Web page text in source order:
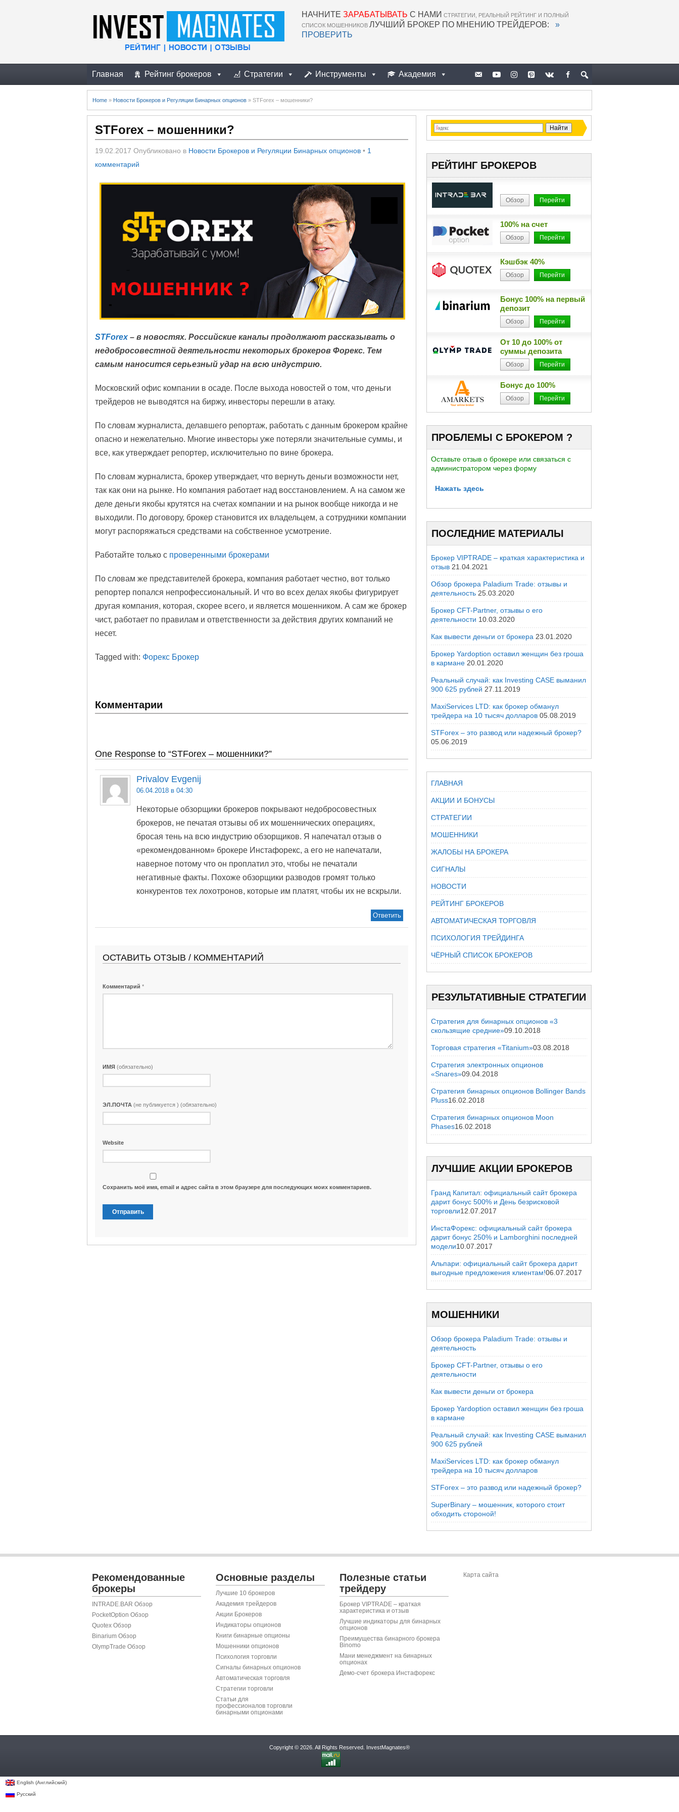
НАЧНИТЕ ЗАРАБАТЫВАТЬ С НАМИ СТРАТЕГИИ, РЕАЛЬНЫЙ РЕЙТИНГ И ПОЛНЫЙ
СПИСОК МОШЕННИКОВ ЛУЧШИЙ БРОКЕР ПО МНЕНИЮ ТРЕЙДЕРОВ: »
ПРОВЕРИТЬ
Главная Рейтинг брокеров Стратегии Инструменты Академия
Home » Новости Брокеров и Регуляции Бинарных опционов » STForex – мошенники?
STForex – мошенники?
19.02.2017 Опубликовано в Новости Брокеров и Регуляции Бинарных опционов • 1
комментарий
STForex– в новостях. Российские каналы продолжают рассказывать о
недобросовестной деятельности некоторых брокеров Форекс. Тем
самым наносится серьезный удар на всю индустрию.
Московский офис компании в осаде. После выхода новостей о том, что деньги
трейдеров не выводятся на биржу, инвесторы перешли в атаку.
По словам журналиста, делавшего репортаж, работать с данным брокером крайне
опасно и нежелательно. Многие инвесторы уже потеряли значительные суммы, и
все, как утверждает репортер, исключительно по вине брокера.
По словам журналиста, брокер утверждает, что вернуть деньги возможности нет,
так как они на рынке. Но компания работает над восстановлением. А на самом же
деле деньги якобы крутятся на счетах компании и на рынок вообще никогда и не
выходили. По договору, брокер становится их владельцем, а сотрудники компании
могут распоряжаться средствами на собственное усмотрение.
Работайте только с проверенными брокерами
По словам же представителей брокера, компания работает честно, вот только
репортер попался непрофессиональный. И что во всех делах якобы фигурирует
другая компания, которая, скорее всего, и является мошенником. А сам же брокер
чист, работает по правилам и ответственности за действия других компаний не
несет.
Tagged with: Форекс Брокер
Комментарии
One Response to “STForex – мошенники?”
Privalov Evgenij
06.04.2018 в 04:30
Некоторые обзорщики брокеров покрывают недобросовестных
брокеров, не печатая отзывы об их мошеннических операциях,
бросая тень на всю индустрию обзорщиков. Я напечатал отзыв о
«рекомендованном» брокере Инстафорекс, а его не напечатали,
наверное потому что он проплатил это, чтобы не печатали
негативные факты. Похоже обзорщики разводов громят только
конкурентов тех лохотронов, которые им платят, чтобы их не вскрыли.
Ответить
ОСТАВИТЬ ОТЗЫВ / КОММЕНТАРИЙ
Комментарий *
ИМЯ (обязательно)
ЭЛ.ПОЧТА (не публикуется ) (обязательно)
Website
Сохранить моё имя, email и адрес сайта в этом браузере для последующих моих комментариев.
РЕЙТИНГ БРОКЕРОВ
Обзор Перейти
100% на счет
Обзор Перейти
Кэшбэк 40%
Обзор Перейти
Бонус 100% на первый
депозит
Обзор Перейти
От 10 до 100% от
суммы депозита
Обзор Перейти
Бонус до 100%
Обзор Перейти
ПРОБЛЕМЫ С БРОКЕРОМ ?
Оставьте отзыв о брокере или связаться с
администратором через форму
Нажать здесь
ПОСЛЕДНИЕ МАТЕРИАЛЫ
Брокер VIPTRADE – краткая характеристика и
отзыв 21.04.2021
Обзор брокера Paladium Trade: отзывы и
деятельность 25.03.2020
Брокер CFT-Partner, отзывы о его
деятельности 10.03.2020
Как вывести деньги от брокера 23.01.2020
Брокер Yardoption оставил женщин без гроша
в кармане 20.01.2020
Реальный случай: как Investing CASE выманил
900 625 рублей 27.11.2019
MaxiServices LTD: как брокер обманул
трейдера на 10 тысяч долларов 05.08.2019
STForex – это развод или надежный брокер?
05.06.2019
ГЛАВНАЯ
АКЦИИ И БОНУСЫ
СТРАТЕГИИ
МОШЕННИКИ
ЖАЛОБЫ НА БРОКЕРА
СИГНАЛЫ
НОВОСТИ
РЕЙТИНГ БРОКЕРОВ
АВТОМАТИЧЕСКАЯ ТОРГОВЛЯ
ПСИХОЛОГИЯ ТРЕЙДИНГА
ЧЁРНЫЙ СПИСОК БРОКЕРОВ
РЕЗУЛЬТАТИВНЫЕ СТРАТЕГИИ
Стратегия для бинарных опционов «3
скользящие средние»09.10.2018
Торговая стратегия «Titanium»03.08.2018
Стратегия электронных опционов
«Snares»09.04.2018
Стратегия бинарных опционов Bollinger Bands
Pluss16.02.2018
Стратегия бинарных опционов Moon
Phases16.02.2018
ЛУЧШИЕ АКЦИИ БРОКЕРОВ
Гранд Капитал: официальный сайт брокера
дарит бонус 500% и День безрисковой
торговли12.07.2017
ИнстаФорекс: официальный сайт брокера
дарит бонус 250% и Lamborghini последней
модели10.07.2017
Альпари: официальный сайт брокера дарит
выгодные предложения клиентам!06.07.2017
МОШЕННИКИ
Обзор брокера Paladium Trade: отзывы и
деятельность
Брокер CFT-Partner, отзывы о его
деятельности
Как вывести деньги от брокера
Брокер Yardoption оставил женщин без гроша
в кармане
Реальный случай: как Investing CASE выманил
900 625 рублей
MaxiServices LTD: как брокер обманул
трейдера на 10 тысяч долларов
STForex – это развод или надежный брокер?
SuperBinary – мошенник, которого стоит
обходить стороной!
Рекомендованные
брокеры
INTRADE.BAR Обзор
PocketOption Обзор
Quotex Обзор
Binarium Обзор
OlympTrade Обзор
Основные разделы
Лучшие 10 брокеров
Академия трейдеров
Акции Брокеров
Индикаторы опционов
Книги бинарные опционы
Мошенники опционов
Психология торговли
Сигналы бинарных опционов
Автоматическая торговля
Стратегии торговли
Статьи для
профессионалов торговли
бинарными опционами
Полезные статьи
трейдеру
Брокер VIPTRADE – краткая
характеристика и отзыв
Лучшие индикаторы для бинарных
опционов
Преимущества бинарного брокера
Binomo
Мани менеджмент на бинарных
опционах
Демо-счет брокера Инстафорекс
Карта сайта
Copyright © 2026. All Rights Reserved. InvestMagnates®
English (Английский)
Русский